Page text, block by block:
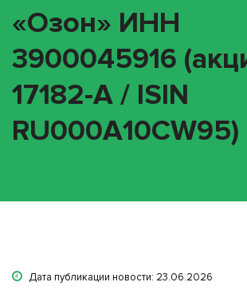
«Озон» ИНН
3900045916
17182-A / ISIN
RU000A10CW95)
Дата публикации новости: 23.06.2026